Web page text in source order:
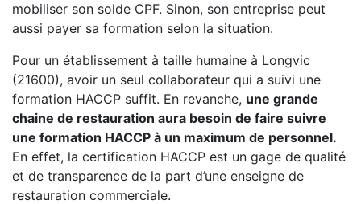
mobiliser son solde CPF. Sinon, son entreprise peut
aussi payer sa formation selon la situation.
Pour un établissement à taille humaine à Longvic
(21600), avoir un seul collaborateur qui a suivi une
formation HACCP suffit. En revanche, une grande
chaine de restauration aura besoin de faire suivre
une formation HACCP à un maximum de personnel.
En effet, la certification HACCP est un gage de qualité
et de transparence de la part d’une enseigne de
restauration commerciale.